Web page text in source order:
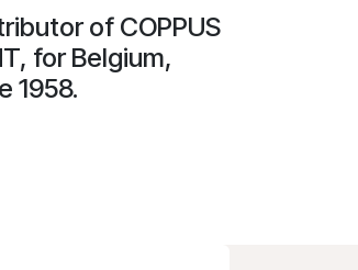
of COPPUS
for Belgium,
1958.